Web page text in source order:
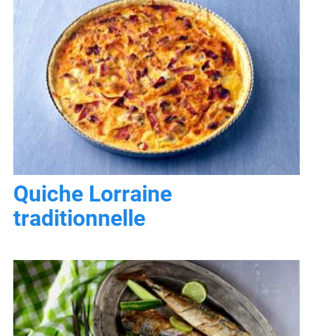
Quiche Lorraine
traditionnelle